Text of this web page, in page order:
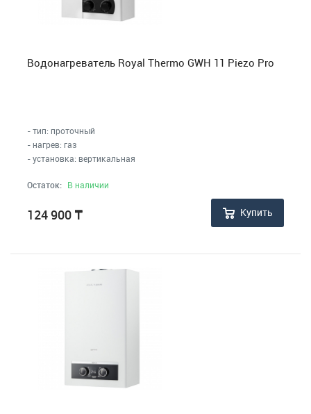
Водонагреватель Royal Thermo GWH 11 Piezo Pro
- тип: проточный
- нагрев: газ
- установка: вертикальная
Остаток: В наличии
124 900 ₸ Купить